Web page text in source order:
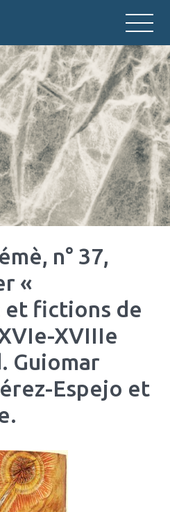
des langues et
n° 37,
«
et fictions de
XVIIIe
Guiomar
Espejo et